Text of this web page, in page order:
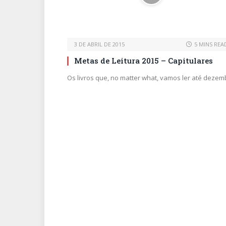
3 DE ABRIL DE 2015 5 MINS
Metas de Leitura 2015 – Capitulares
Os livros que, no matter what, vamos ler até